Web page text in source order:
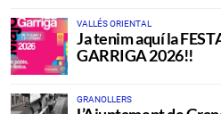
VALLÉS ORIENTAL
Ja tenim aquí la
GARRIGA 2026!!
GRANOLLERS